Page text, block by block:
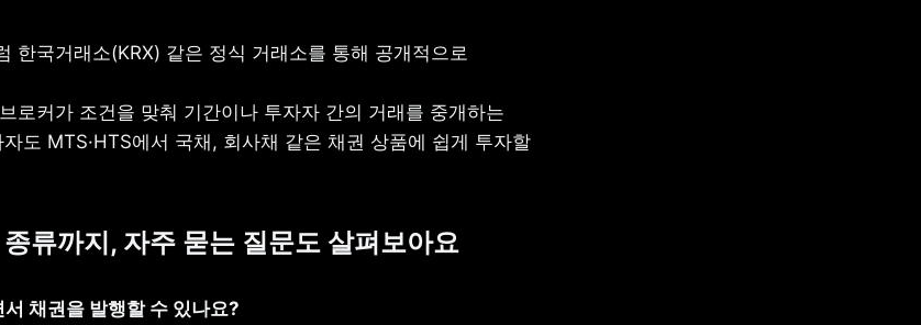
한국거래소(KRX) 같은 정식 거래소를 통해 공개적으로
로커가 조건을 맞춰 기간이나 투자자 간의 거래를 중개하는
도 MTS·HTS에서 국채, 회사채 같은 채권 상품에 쉽게 투자할
류까지, 자주 묻는 질문도 살펴보아요